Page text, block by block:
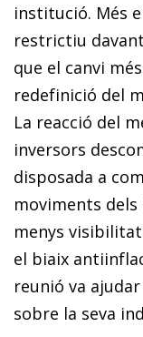
institució. Més
restrictiu
que el canvi
redefinició del
La reacció del
inversors
disposada a
moviments dels
menys
el biaix
reunió va
sobre la seva